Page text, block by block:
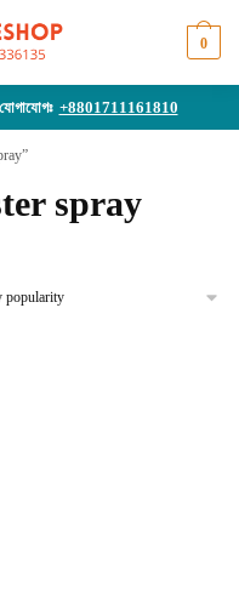
0
+8801711161810
spray